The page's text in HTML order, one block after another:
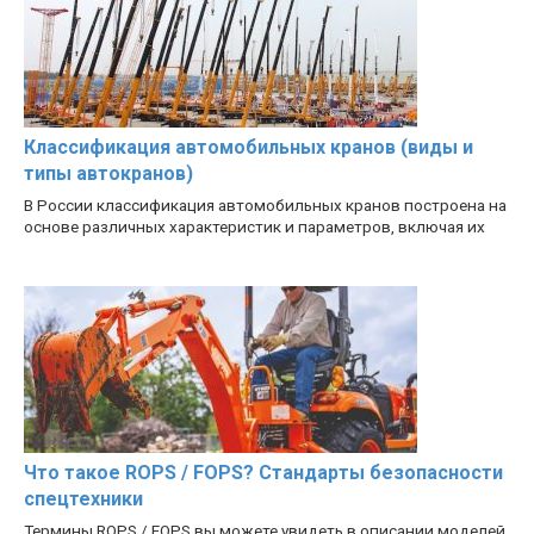
Классификация автомобильных кранов (виды и
типы автокранов)
В России классификация автомобильных кранов построена на
основе различных характеристик и параметров, включая их
Что такое ROPS / FOPS? Стандарты безопасности
спецтехники
Термины ROPS / FOPS вы можете увидеть в описании моделей